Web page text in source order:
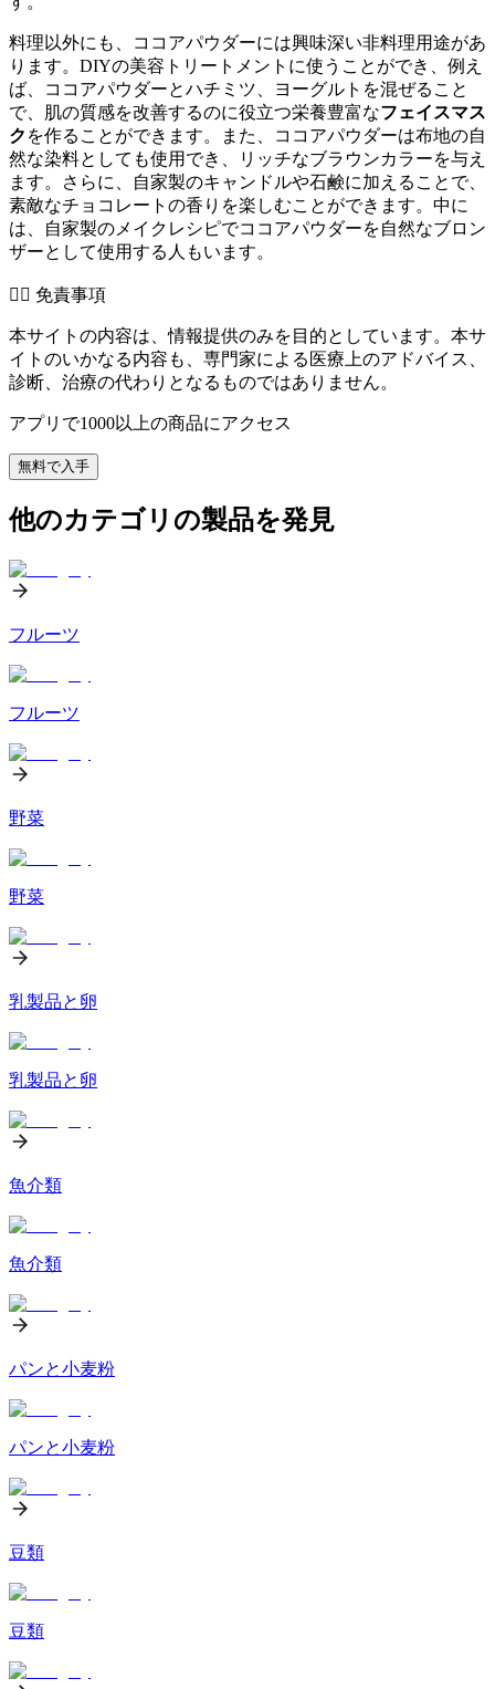
料理以外にも、ココアパウダーには興味深い非料理用途があ
ります。DIYの美容トリートメントに使うことができ、例え
ば、ココアパウダーとハチミツ、ヨーグルトを混ぜること
で、肌の質感を改善するのに役立つ栄養豊富なフェイスマス
ク を作ることができます。また、ココアパウダーは布地の自
然な染料としても使用でき、リッチなブラウンカラーを与え
ます。さらに、自家製のキャンドルや石鹸に加えることで、
素敵なチョコレートの香りを楽しむことができます。中に
は、自家製のメイクレシピでココアパウダーを自然なブロン
ザーとして使用する人もいます。
👨‍⚕️️ 免責事項
本サイトの内容は、情報提供のみを目的としています。本サ
イトのいかなる内容も、専門家による医療上のアドバイス、
診断、治療の代わりとなるものではありません。
アプリで1000以上の商品にアクセス
無料で入手
他のカテゴリの製品を発見
フルーツ
フルーツ
野菜
野菜
乳製品と卵
乳製品と卵
魚介類
魚介類
パンと小麦粉
パンと小麦粉
豆類
豆類